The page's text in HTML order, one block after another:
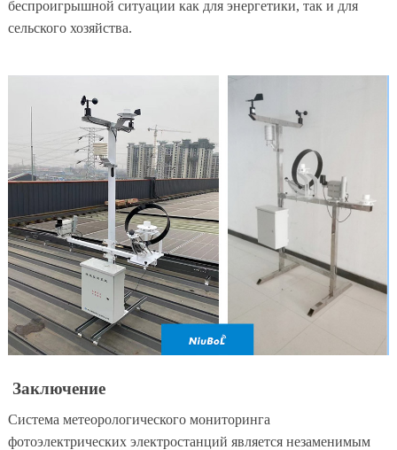
беспроигрышной ситуации как для энергетики, так и для
сельского хозяйства.
Заключение
Система метеорологического мониторинга
фотоэлектрических электростанций является незаменимым